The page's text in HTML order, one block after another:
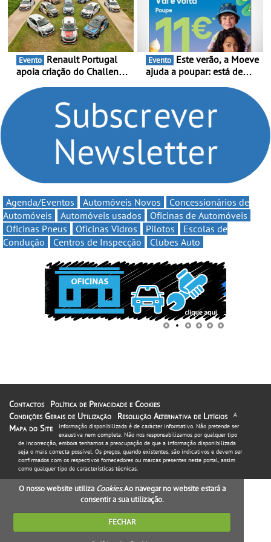
multi-energia às estradas
de Portugal
decorre entre 1 de Março e
6 de Setembro
Evento
apoia criação do Challenge
compromisso com o
automobilismo nacional
continua em 2026
Evento
ajuda a poupar: está de
Volta” com descontos de
Agenda/Eventos Automóveis Novos
Concessionários de
Automóveis
Automóveis usados
Oficinas de Automóveis
Oficinas Pneus
Oficinas Vidros Pilotos
Escolas de
Condução
Centros de Inspecção Clubes Auto
Contactos
Política de Privacidade e Cookies
Condições Gerais de Utilização
Resolução Alternativa de Litígios
Mapa do Site
A
informação disponibilizada é de carácter informativo. Não pretende ser
exaustiva nem completa. Não nos responsabilizamos por qualquer tipo
de incorrecção, embora tenhamos a preocupação de que a informação disponibilizada
seja o mais correcta possível. Os preços, quando existentes, são indicativos e devem ser
confirmados com os respectivos fornecedores ou marcas presentes neste portal, assim
como qualquer tipo de características técnicas.
O nosso website utiliza Cookies. Ao navegar no website estará a
consentir a sua utilização.
FECHAR